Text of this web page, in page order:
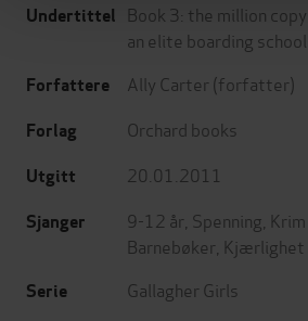
Undertittel
Book 3: the million
an elite boarding
Forfattere Ally Carter (forfatter)
Forlag Orchard books
Utgitt 20.01.2011
Sjanger 9-12 år Spenning
Barnebøker Kjærlighet
Serie Gallagher Girls